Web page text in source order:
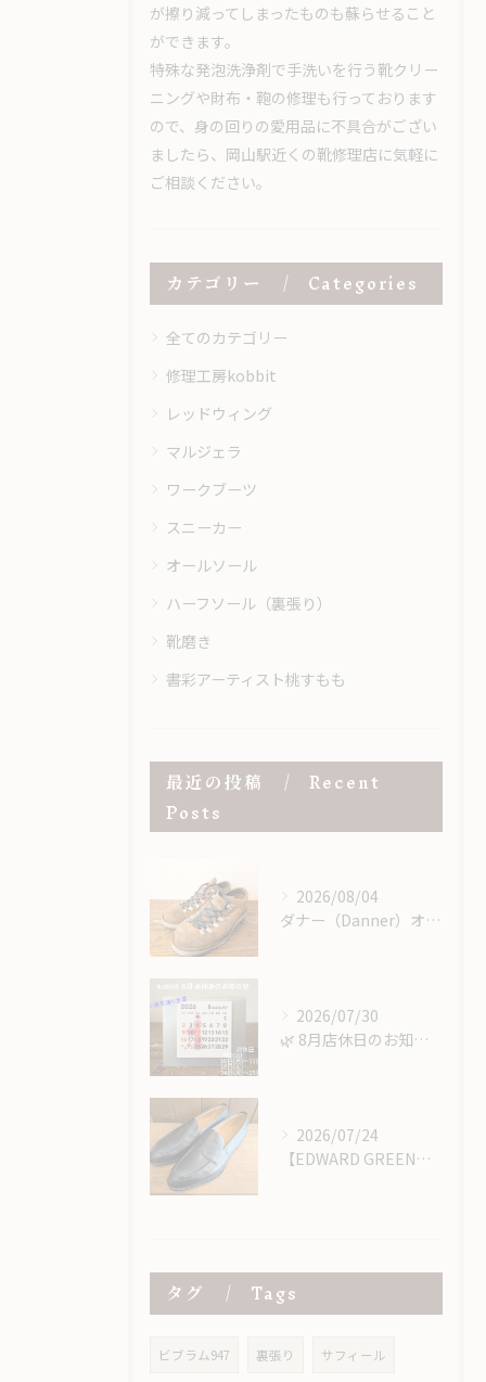
が擦り減ってしまったものも蘇らせること
ができます。
特殊な発泡洗浄剤で手洗いを行う靴クリー
ニングや財布・鞄の修理も行っております
ので、身の回りの愛用品に不具合がござい
ましたら、岡山駅近くの靴修理店に気軽に
ご相談ください。
カテゴリー Categories
全てのカテゴリー
修理工房kobbit
レッドウィング
マルジェラ
ワークブーツ
スニーカー
オールソール
ハーフソール（裏張り）
靴磨き
書彩アーティスト桃すもも
最近の投稿
Recent
Posts
2026/08/04
ダナー（Danner）オールソール｜レザーミッドソール＆USビブラム＃148で重厚感あるカスタム修理
2026/07/30
​🌿 8月店休日のお知らせ 🌿
2026/07/24
【EDWARD GREEN】エドワードグリーンのローファーにハーフラバー＆ヴィンテージスチール取り付け！
タグ Tags
ビブラム947 裏張り サフィール